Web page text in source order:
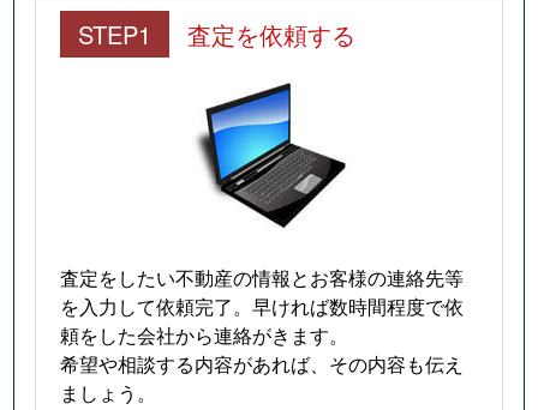
STEP1 査定を依頼する
査定をしたい不動産の情報とお客様の連絡先等
を入力して依頼完了。早ければ数時間程度で依
頼をした会社から連絡がきます。
希望や相談する内容があれば、その内容も伝え
ましょう。